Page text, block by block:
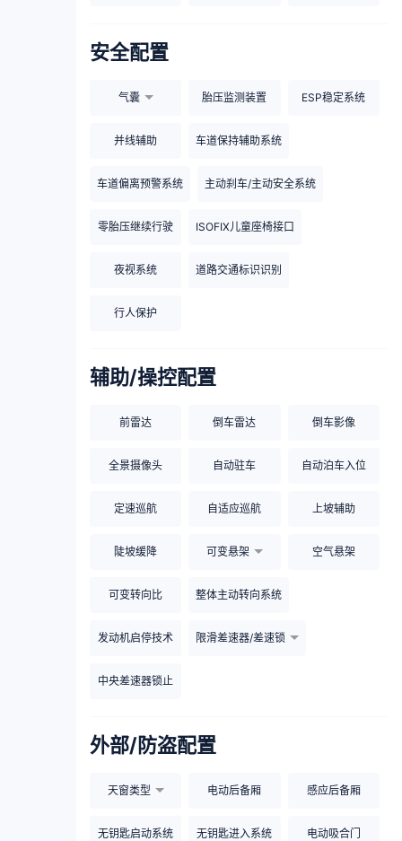
安全配置
气囊 胎压监测装置 ESP稳定系统
并线辅助 车道保持辅助系统
车道偏离预警系统 主动刹车/主动安全系统
零胎压继续行驶 ISOFIX儿童座椅接口
夜视系统 道路交通标识识别
行人保护
辅助/操控配置
前雷达 倒车雷达 倒车影像
全景摄像头 自动驻车 自动泊车入位
定速巡航 自适应巡航 上坡辅助
陡坡缓降 可变悬架 空气悬架
可变转向比 整体主动转向系统
发动机启停技术 限滑差速器/差速锁
中央差速器锁止
外部/防盗配置
天窗类型 电动后备厢 感应后备厢
无钥匙启动系统 无钥匙进入系统 电动吸合门